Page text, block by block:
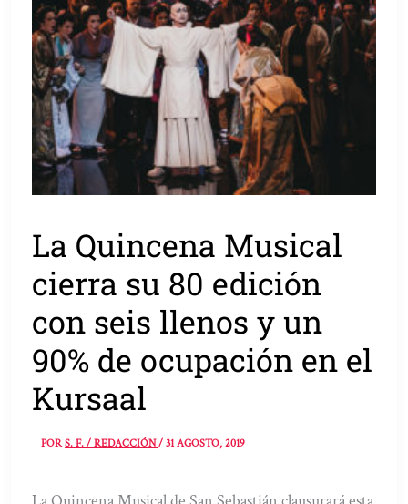
La Quincena Musical
cierra su 80 edición
con seis llenos y un
90% de ocupación en el
Kursaal
PORS. F. / REDACCIÓN/31 AGOSTO, 2019